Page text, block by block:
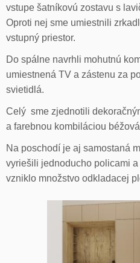
vstupe šatníkovú zostavu s
Oproti nej sme umiestnili
vstupný priestor.
Do spálne navrhli mohutnú
umiestnená TV a zástenu za
svietidlá.
Celý sme zjednotili
a farebnou kombiláciou
Na poschodí je aj samostaná
vyriešili jednoducho policami
vzniklo množstvo odkladacej